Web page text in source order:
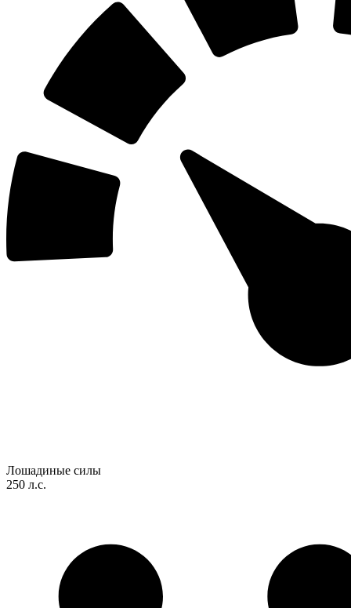
Лошадиные силы
250 л.с.